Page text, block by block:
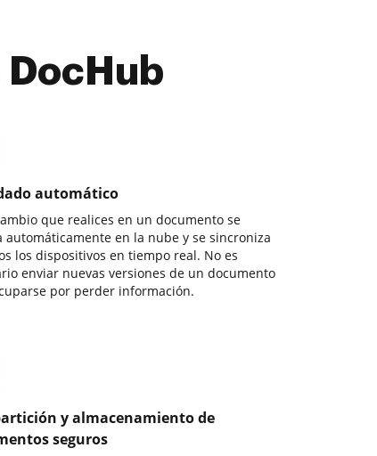
DocHub
automático
que realices en un documento se
automáticamente en la nube y se sincroniza
los dispositivos en tiempo real. No es
enviar nuevas versiones de un documento
por perder información.
y almacenamiento de
seguros